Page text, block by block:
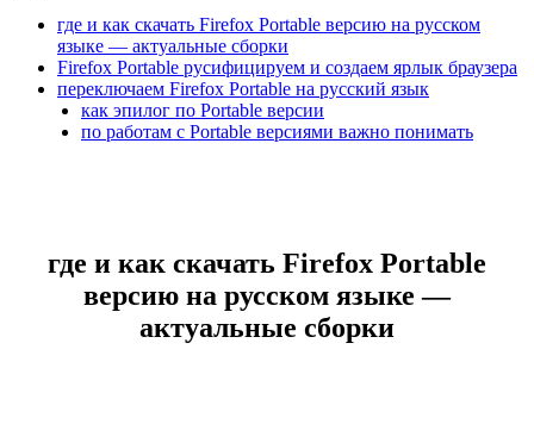
где и как скачать Firefox Portable версию на русском
языке — актуальные сборки
Firefox Portable русифицируем и создаем ярлык браузера
переключаем Firefox Portable на русский язык
как эпилог по Portable версии
по работам с Portable версиями важно понимать
где и как скачать Firefox Portable
версию на русском языке —
актуальные сборки